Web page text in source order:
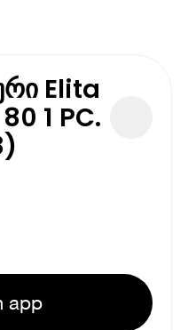
Elita
1 PC.
app